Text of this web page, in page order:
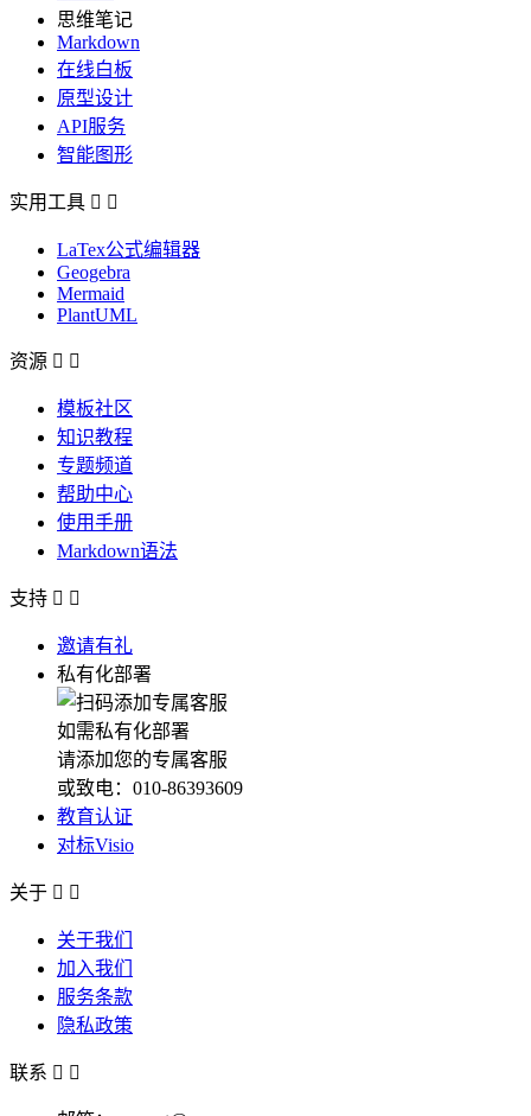
思维笔记
Markdown
在线白板
原型设计
API服务
智能图形
实用工具  
LaTex公式编辑器
Geogebra
Mermaid
PlantUML
资源  
模板社区
知识教程
专题频道
帮助中心
使用手册
Markdown语法
支持  
邀请有礼
私有化部署
如需私有化部署
请添加您的专属客服
或致电：010-86393609
教育认证
对标Visio
关于  
关于我们
加入我们
服务条款
隐私政策
联系  